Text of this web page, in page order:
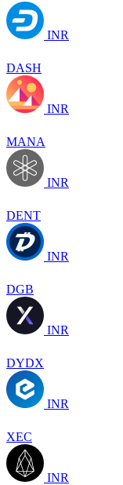
INR
DASH
INR
MANA
INR
DENT
INR
DGB
INR
DYDX
INR
XEC
INR